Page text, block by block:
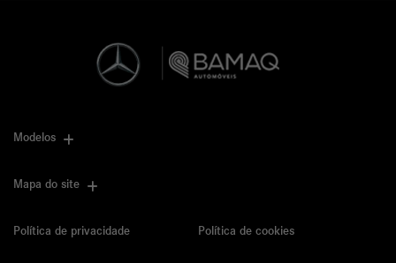
Modelos
Mapa do site
Política de privacidade Política de cookies